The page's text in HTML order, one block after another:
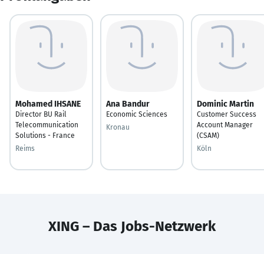
Mohamed IHSANE
Director BU Rail
Telecommunication
Solutions - France
Reims
Ana Bandur
Economic Sciences
Kronau
Dominic Martin
Customer Success
Account Manager
(CSAM)
Köln
XING – Das Jobs-Netzwerk